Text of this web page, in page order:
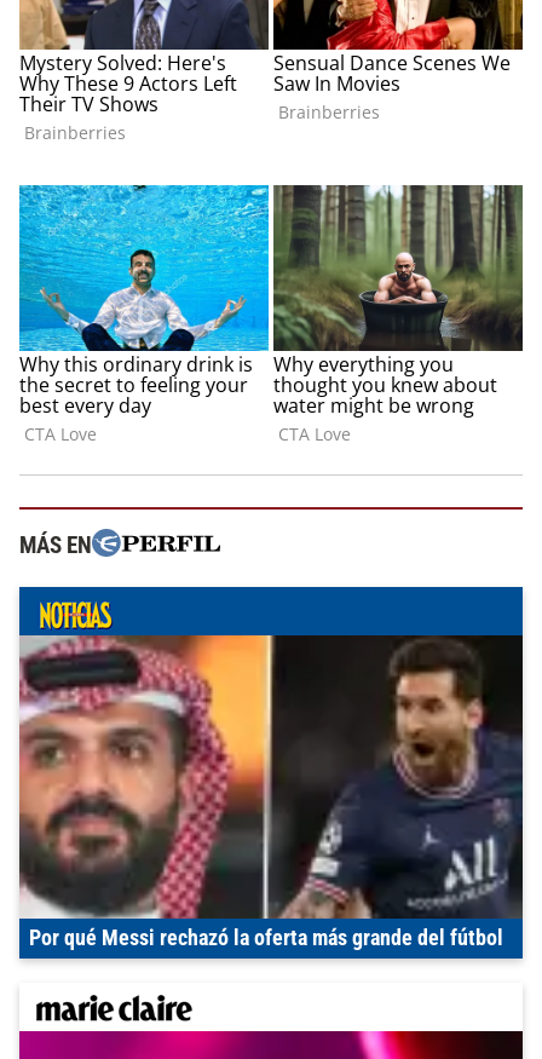
MÁS EN
Por qué Messi rechazó la oferta más grande del fútbol